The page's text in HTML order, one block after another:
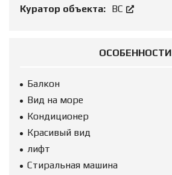
Куратор объекта: ВС
ОСОБЕННОСТИ
Балкон
Вид на море
Кондиционер
Красивый вид
лифт
Стиральная машина